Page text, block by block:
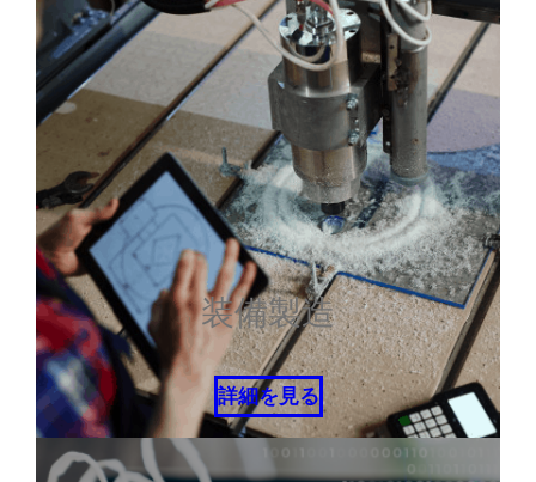
装備製造
詳細を見る